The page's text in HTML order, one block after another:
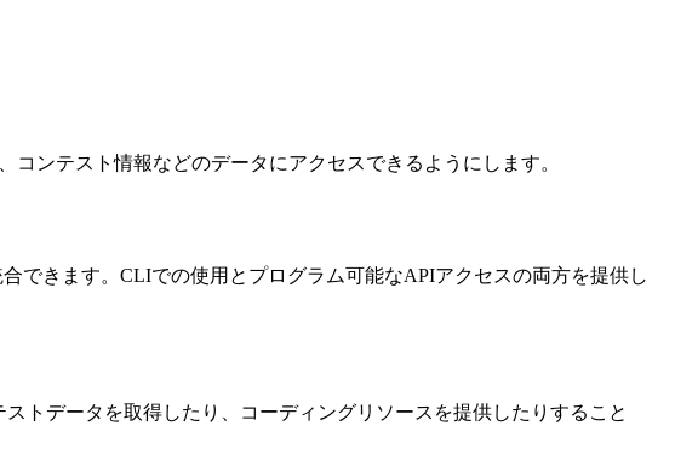
コンテスト情報などのデータにアクセスできるようにします。
できます。CLIでの使用とプログラム可能なAPIアクセスの両方を提供し
トデータを取得したり、コーディングリソースを提供したりすること